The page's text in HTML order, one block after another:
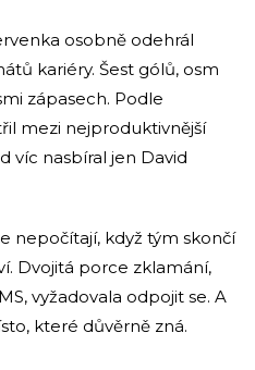
osobně odehrál
kariéry. Šest gólů, osm
zápasech. Podle
mezi nejproduktivnější
víc nasbíral jen David
nepočítají, když tým skončí
Dvojitá porce zklamání,
vyžadovala odpojit se. A
které důvěrně zná.